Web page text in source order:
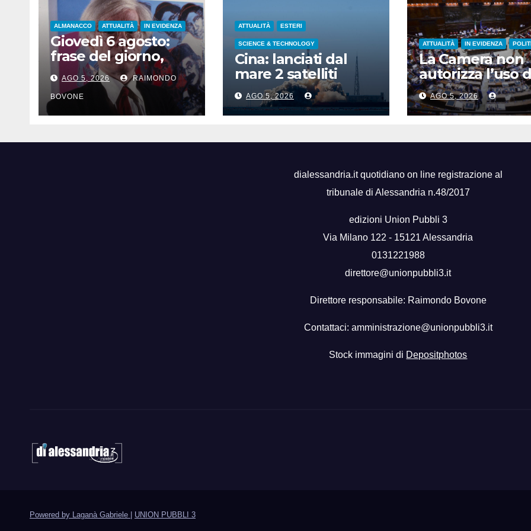
ALMANACCO ATTUALITÀ IN EVIDENZA
Giovedì 6 agosto:
frase del giorno,
santi del giorno, nati
famosi, accadde
oggi
AGO 5, 2026 RAIMONDO
BOVONE
ATTUALITÀ ESTERI
SCIENCE & TECHNOLOGY
Cina: lanciati dal
mare 2 satelliti
iperspettrali nello
Shandong
AGO 5, 2026
ATTUALITÀ IN EVIDENZA
La Camera non
autorizza l’uso
chat di
voto a scrutinio
segreto
AGO 5, 2026
dialessandria.it quotidiano on line registrazione al
tribunale di Alessandria n.48/2017
edizioni Union Pubbli 3
Via Milano 122 - 15121 Alessandria
0131221988
direttore@unionpubbli3.it
Direttore responsabile: Raimondo Bovone
Contattaci: amministrazione@unionpubbli3.it
Stock immagini di Depositphotos
Powered by Laganà Gabriele | UNION PUBBLI 3